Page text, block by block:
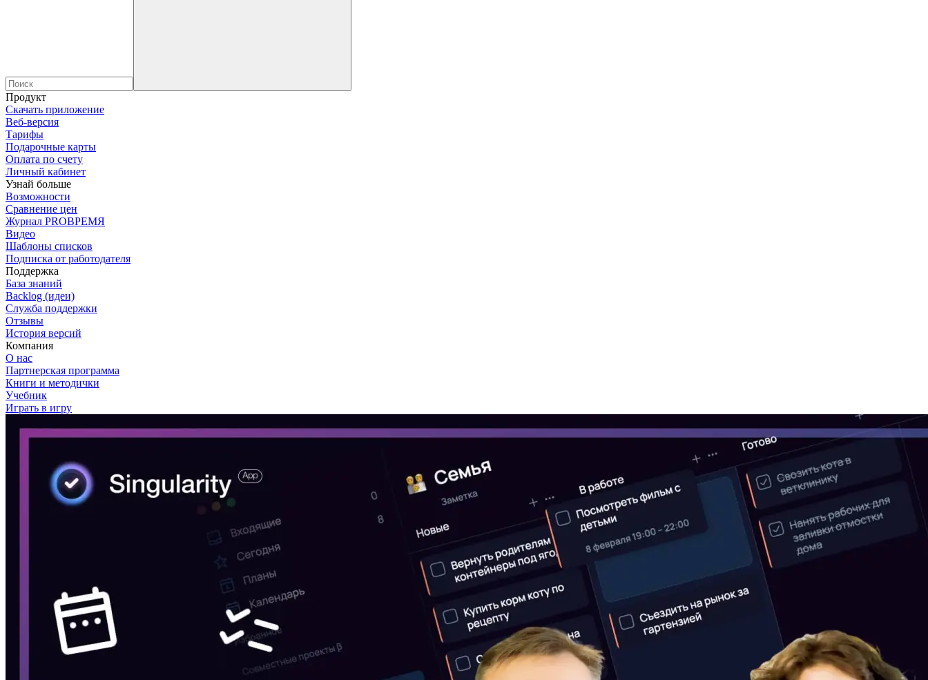
Продукт
Скачать приложение
Веб-версия
Тарифы
Подарочные карты
Оплата по счету
Личный кабинет
Узнай больше
Возможности
Сравнение цен
Журнал PROВРЕМЯ
Видео
Шаблоны списков
Подписка от работодателя
Поддержка
База знаний
Backlog (идеи)
Служба поддержки
Отзывы
История версий
Компания
О нас
Партнерская программа
Книги и методички
Учебник
Играть в игру